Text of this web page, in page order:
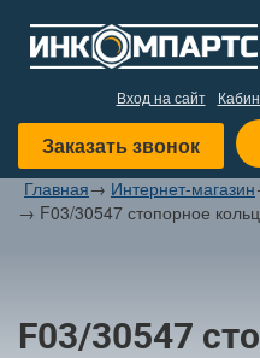
Вход на сайт
Заказать звонок
Главная→ Интернет-магазин
→ F03/30547 стопорное
F03/30547